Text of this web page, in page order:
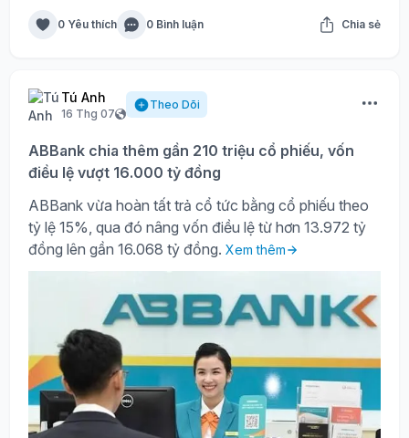
0 Yêu thích 0 Bình luận Chia sẻ
Tú Anh
16 Thg 07
Theo Dõi
ABBank chia thêm gần 210 triệu cổ phiếu, vốn
điều lệ vượt 16.000 tỷ đồng
ABBank vừa hoàn tất trả cổ tức bằng cổ phiếu theo
tỷ lệ 15%, qua đó nâng vốn điều lệ từ hơn 13.972 tỷ
đồng lên gần 16.068 tỷ đồng. Xem thêm